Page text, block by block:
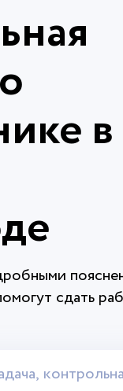
в
сдать